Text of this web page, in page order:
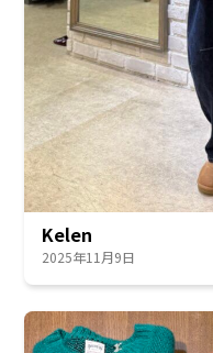
Kelen
2025年11月9日